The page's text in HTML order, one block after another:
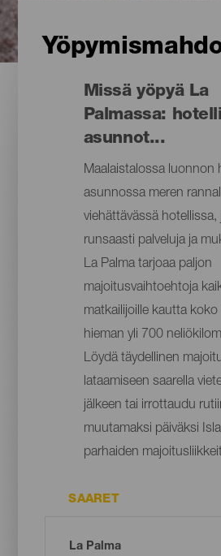
Missä yöpyä La
Palmassa:
asunnot...
Maalaistalossa luonnon
asunnossa meren
viehättävässä hotellissa,
runsaasti palveluja ja
La Palma tarjoaa paljon
majoitusvaihtoehtoja
matkailijoille kautta koko
hieman yli 700
Löydä täydellinen
lataamiseen saarella
jälkeen tai irrottaudu
muutamaksi päiväksi
parhaiden
SAARET